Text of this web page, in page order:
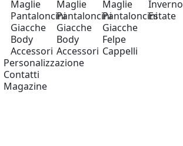
Maglie
Pantaloncini
Giacche
Body
Accessori
Maglie
Pantaloncini
Giacche
Body
Accessori
Maglie
Pantaloncini
Giacche
Felpe
Cappelli
Inverno
Estate
Personalizzazione
Contatti
Magazine